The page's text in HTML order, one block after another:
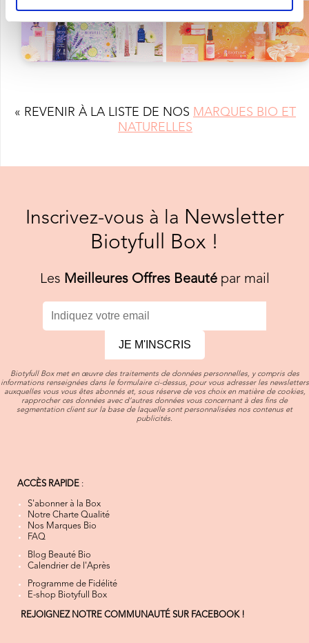
« REVENIR À LA LISTE DE NOS MARQUES BIO ET
NATURELLES
Inscrivez-vous à la Newsletter
Biotyfull Box !
Les Meilleures Offres Beautépar mail
JE M'INSCRIS
Biotyfull Box met en œuvre des traitements de données personnelles, y compris des
informations renseignées dans le formulaire ci-dessus, pour vous adresser les newsletters
auxquelles vous vous êtes abonnés et, sous réserve de vos choix en matière de cookies,
rapprocher ces données avec d’autres données vous concernant à des fins de
segmentation client sur la base de laquelle sont personnalisées nos contenus et
publicités.
ACCÈS RAPIDE :
S'abonner à la Box
Notre Charte Qualité
Nos Marques Bio
FAQ
Blog Beauté Bio
Calendrier de l'Après
Programme de Fidélité
E-shop Biotyfull Box
REJOIGNEZ NOTRE COMMUNAUTÉ SUR FACEBOOK !